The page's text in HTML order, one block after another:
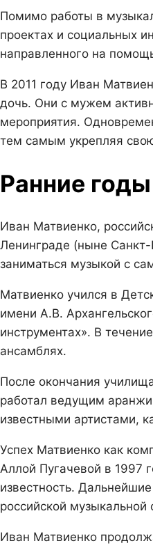
Помимо работы в
проектах и социальных
направленного на
В 2011 году Иван
дочь. Они с мужем
мероприятия.
тем самым укрепляя
Ранние
Иван Матвиенко,
Ленинграде (ныне
заниматься музыкой с
Матвиенко учился в
имени А.В.
инструментах». В
ансамблях.
После окончания
работал ведущим
известными артистами,
Успех Матвиенко как
Аллой Пугачевой в 1997
известность.
российской музыкальной
Иван Матвиенко